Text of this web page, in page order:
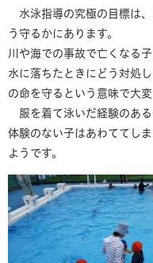
水泳指導の究極の目標は
う守るかにあります。
川や海での事故で亡くなる
水に落ちたときにどう対処
の命を守るという意味で大
服を着て泳いだ経験のある
体験のない子はあわててし
ようです。